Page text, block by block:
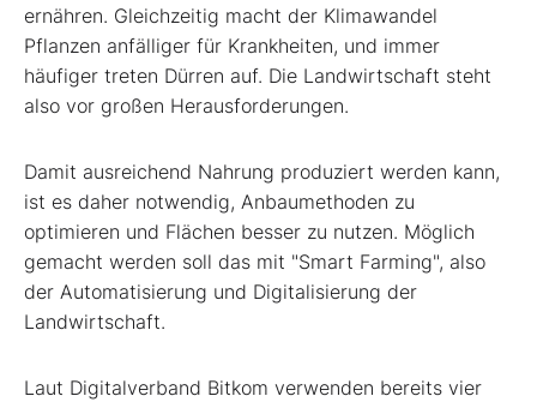
ernähren. Gleichzeitig macht der Klimawandel
Pflanzen anfälliger für Krankheiten, und immer
häufiger treten Dürren auf. Die Landwirtschaft steht
also vor großen Herausforderungen.
Damit ausreichend Nahrung produziert werden kann,
ist es daher notwendig, Anbaumethoden zu
optimieren und Flächen besser zu nutzen. Möglich
gemacht werden soll das mit "Smart Farming", also
der Automatisierung und Digitalisierung der
Landwirtschaft.
Laut Digitalverband Bitkom verwenden bereits vier